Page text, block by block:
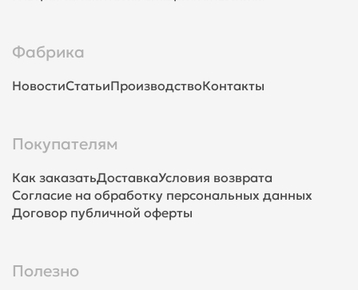
Фабрика
НовостиСтатьиПроизводствоКонтакты
Покупателям
Как заказатьДоставкаУсловия возврата
Согласие на обработку персональных данных
Договор публичной оферты
Полезно